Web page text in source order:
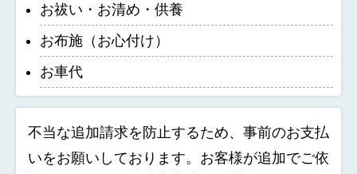
お祓い・お清め・供養
お布施（お心付け）
お車代
不当な追加請求を防止するため、事前のお支払
いをお願いしております。お客様が追加でご依